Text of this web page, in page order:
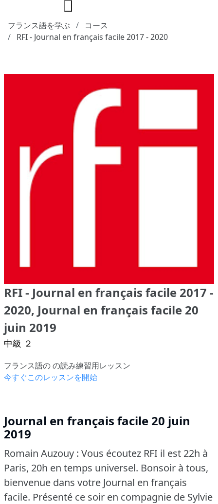
フランス語を学ぶ
コース
RFI - Journal en français facile 2017 - 2020
RFI - Journal en français facile 2017 -
2020, Journal en français facile 20
juin 2019
中級 ２
フランス語の の読み練習用レッスン
今すぐこのレッスンを開始
Journal en français facile 20 juin
2019
Romain Auzouy : Vous écoutez RFI il est 22h à
Paris, 20h en temps universel. Bonsoir à tous,
bienvenue dans votre Journal en français
facile. Présenté ce soir en compagnie de Sylvie